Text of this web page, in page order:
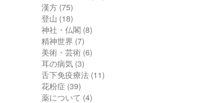
漢方 (75)
登山 (18)
神社・仏閣 (8)
精神世界 (7)
美術・芸術 (6)
耳の病気 (3)
舌下免疫療法 (11)
花粉症 (39)
薬について (4)